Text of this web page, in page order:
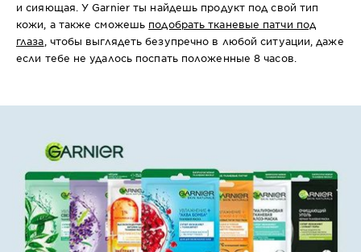
и сияющая. У Garnier ты найдешь продукт под свой тип
кожи, а также сможешь подобрать тканевые патчи под
глаза , чтобы выглядеть безупречно в любой ситуации, даже
если тебе не удалось поспать положенные 8 часов.